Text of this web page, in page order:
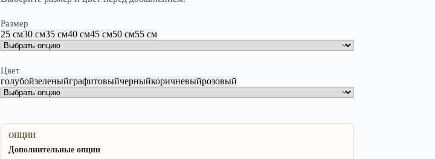
Размер
25 см30 см35 см40 см45 см50 см55 см
Цвет
голубойзеленыйграфитовыйчерныйкоричневыйрозовый
ОПЦИИ
Дополнительные опции